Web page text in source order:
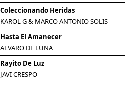
Coleccionando Heridas
KAROL G & MARCO ANTONIO SOLIS
Hasta El Amanecer
ALVARO DE LUNA
Rayito De Luz
JAVI CRESPO